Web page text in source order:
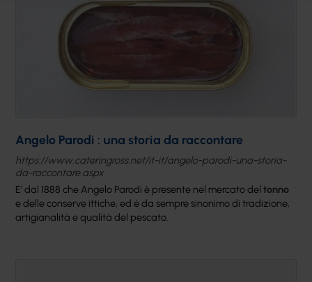
Angelo Parodi : una storia da raccontare
https://www.cateringross.net/it-it/angelo-parodi-una-storia-
da-raccontare.aspx
E’ dal 1888 che Angelo Parodi è presente nel mercato deltonno
e delle conserve ittiche, ed è da sempre sinonimo di tradizione,
artigianalità e qualità del pescato.